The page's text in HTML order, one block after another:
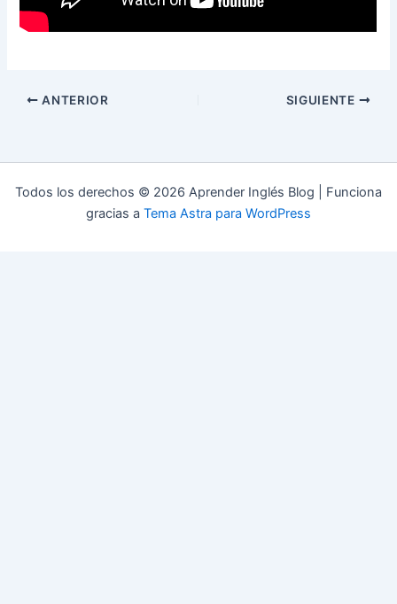
ANTERIOR SIGUIENTE
Todos los derechos © 2026 Aprender Inglés Blog | Funciona
gracias a Tema Astra para WordPress